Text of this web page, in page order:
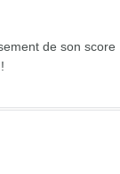
de son score